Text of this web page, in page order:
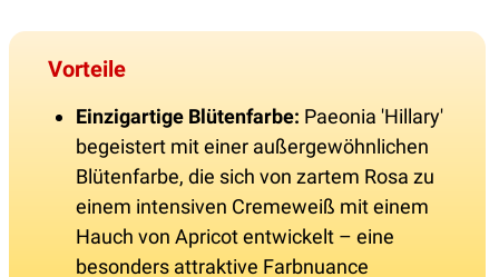
Vorteile
Einzigartige Blütenfarbe: Paeonia 'Hillary'
begeistert mit einer außergewöhnlichen
Blütenfarbe, die sich von zartem Rosa zu
einem intensiven Cremeweiß mit einem
Hauch von Apricot entwickelt – eine
besonders attraktive Farbnuance